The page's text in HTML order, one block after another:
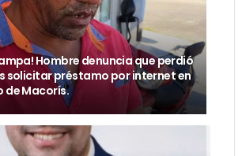
Hombre denuncia que perdió
solicitar préstamo por internet en
de Macorís.